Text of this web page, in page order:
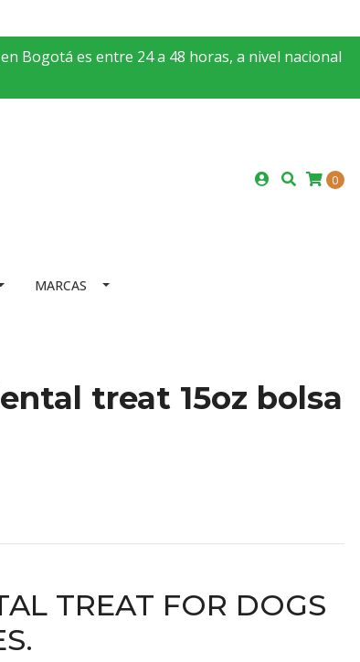
Bogotá es entre 24 a 48 horas, a nivel nacional
0
MARCAS
treat 15oz bolsa
TREAT FOR DOGS